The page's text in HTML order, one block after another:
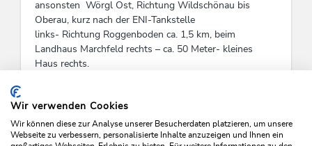
ansonsten Wörgl Ost, Richtung Wildschönau bis
Oberau, kurz nach der ENI-Tankstelle
links- Richtung Roggenboden ca. 1,5 km, beim
Landhaus Marchfeld rechts – ca. 50 Meter- kleines
Haus rechts.
Check-Out:
07:00 - 10:00
Wir verwenden Cookies
Wir können diese zur Analyse unserer Besucherdaten platzieren, um unsere
Webseite zu verbessern, personalisierte Inhalte anzuzeigen und Ihnen ein